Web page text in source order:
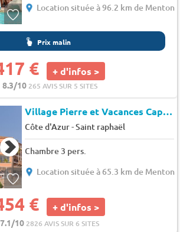
Location située à 96.2 km de Menton
Prix malin
€ + d'infos >
8.3/10 265 AVIS SUR 5 SITES
Village Pierre et Vacances Cap Esterel
Côte d'Azur-Saint raphaël
Chambre 3 pers.
Location située à 65.3 km de Menton
€ + d'infos >
7.1/10 2826 AVIS SUR 6 SITES